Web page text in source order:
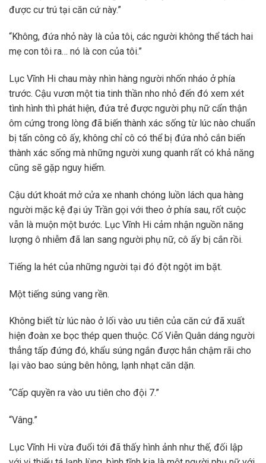
được cư trú tại căn cứ này.”
“Không, đứa nhỏ này là của tôi, các người không thể tách hai
mẹ con tôi ra… nó là con của tôi.”
Lục Vĩnh Hi chau mày nhìn hàng người nhốn nháo ở phía
trước. Cậu vươn một tia tinh thần nho nhỏ đến đó xem xét
tình hình thì phát hiện, đứa trẻ được người phụ nữ cẩn thận
ôm cứng trong lòng đã biến thành xác sống từ lúc nào chuẩn
bị tấn công cô ấy, không chỉ cô có thể bị đứa nhỏ cắn biến
thành xác sống mà những người xung quanh rất có khả năng
cũng sẽ gặp nguy hiểm.
Cậu dứt khoát mở cửa xe nhanh chóng luồn lách qua hàng
người mặc kệ đại úy Trần gọi với theo ở phía sau, rốt cuộc
vẫn là muộn một bước. Lục Vĩnh Hi cảm nhận nguồn năng
lượng ô nhiễm đã lan sang người phụ nữ, cô ấy bị cắn rồi.
Tiếng la hét của những người tại đó đột ngột im bặt.
Một tiếng súng vang rền.
Không biết từ lúc nào ở lối vào ưu tiên của căn cứ đã xuất
hiện đoàn xe bọc thép quen thuộc. Cố Viễn Quân dáng người
thẳng tấp đứng đó, khẩu súng ngắn được hắn chậm rãi cho
lại vào bao súng bên hông, lạnh nhạt căn dặn.
“Cấp quyền ra vào ưu tiên cho đội 7.”
“Vâng.”
Lục Vĩnh Hi vừa đuổi tới đã thấy hình ảnh như thế, đối lập